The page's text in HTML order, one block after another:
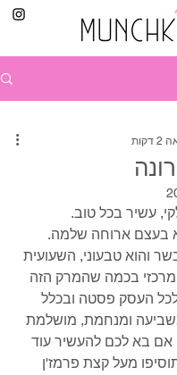
עשיר בכל טוב.
בעצם ארוחה שלמה.
והוא טבעוני, השעועית
בכמה שהמרק הזה
העסק פסטה ובכלל
ומנחמת, מושלמת
אם בא לכם להעשיר עוד
מעל קצת פרמז'ן